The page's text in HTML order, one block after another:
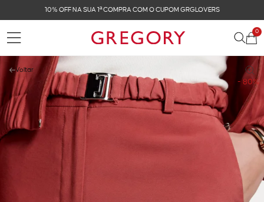
FRETE GRÁTIS NAS COMPRAS ACIMA DE R$ 899
0
- 80%
Voltar